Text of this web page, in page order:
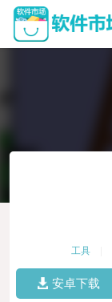
工具
安卓下载